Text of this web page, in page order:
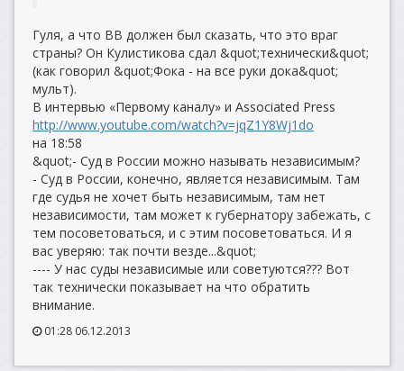
Гуля, а что ВВ должен был сказать, что это враг
страны? Он Кулистикова сдал &quot;технически&quot;
(как говорил &quot;Фока - на все руки дока&quot;
мульт).
В интервью «Первому каналу» и Associated Press
http://www.youtube.com/watch?v=jqZ1Y8Wj1do
на 18:58
&quot;- Суд в России можно называть независимым?
- Суд в России, конечно, является независимым. Там
где судья не хочет быть независимым, там нет
независимости, там может к губернатору забежать, с
тем посоветоваться, и с этим посоветоваться. И я
вас уверяю: так почти везде...&quot;
---- У нас суды независимые или советуются??? Вот
так технически показывает на что обратить
внимание.
01:28 06.12.2013